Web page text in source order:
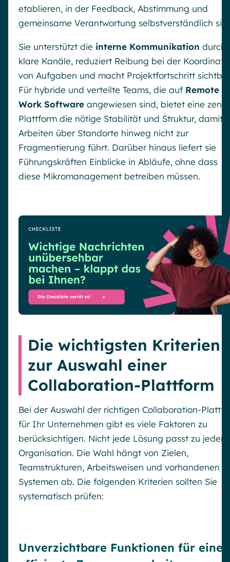
etablieren, in der Feedback, Abstimmung und
gemeinsame Verantwortung selbstverständlich
Sie unterstützt die interne Kommunikation durch
klare Kanäle, reduziert Reibung bei der
von Aufgaben und macht Projektfortschritt
Für hybride und verteilte Teams, die auf Remote
Work Software angewiesen sind, bietet eine
Plattform die nötige Stabilität und Struktur, damit
Arbeiten über Standorte hinweg nicht zur
Fragmentierung führt. Darüber hinaus liefert sie
Führungskräften Einblicke in Abläufe, ohne dass
diese Mikromanagement betreiben müssen.
Die wichtigsten Kriterien
zur Auswahl einer
Collaboration-Plattform
Bei der Auswahl der richtigen Collaboration-
für Ihr Unternehmen gibt es viele Faktoren zu
berücksichtigen. Nicht jede Lösung passt zu jeder
Organisation. Die Wahl hängt von Zielen,
Teamstrukturen, Arbeitsweisen und vorhandenen
Systemen ab. Die folgenden Kriterien sollten Sie
systematisch prüfen:
Unverzichtbare Funktionen für eine